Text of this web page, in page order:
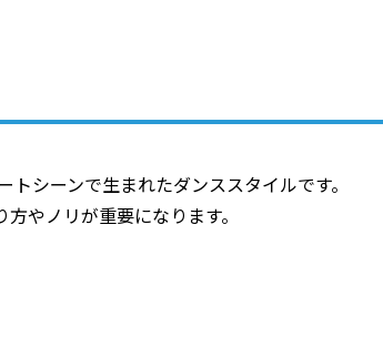
シーンで生まれたダンススタイルです。
やノリが重要になります。